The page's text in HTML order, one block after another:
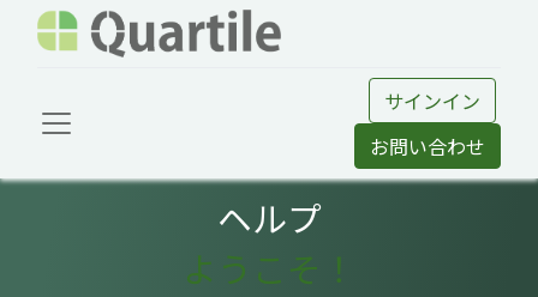
サインイン
お問い合わせ
ヘルプ
ようこそ！